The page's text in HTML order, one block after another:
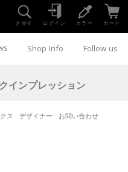
さがす ログイン カラー カート
Shop Info Follow us
インプレッション
ス デザイナー お問い合わせ